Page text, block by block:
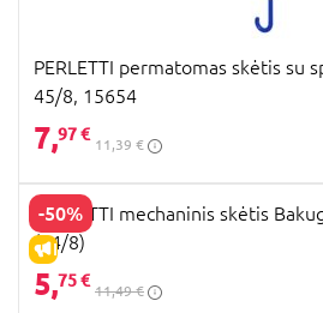
PERLETTI permatomas skėtis su
45/8, 15654
7,97 €
11,39 €
-50%
IŠPARDAVIMAS
PERLETTI mechaninis skėtis
(54/8)
5,75 €
11,49 €